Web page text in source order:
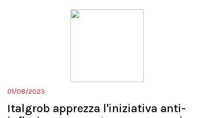
01/08/2023
Italgrob apprezza l'iniziativa anti-